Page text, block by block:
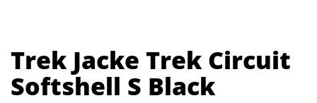
Trek Jacke Trek Circuit
Softshell S Black